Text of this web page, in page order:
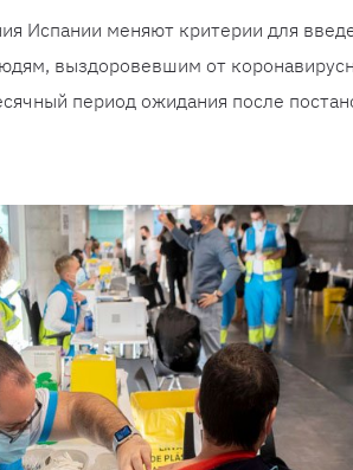
Испании меняют критерии для
выздоровевшим от
период ожидания после